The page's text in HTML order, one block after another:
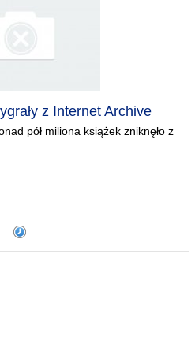
z Internet Archive
pół miliona książek zniknęło z